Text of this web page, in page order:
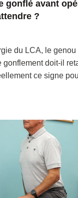
gonflé avant
?
du LCA, le genou
gonflement doit-il
ce signe